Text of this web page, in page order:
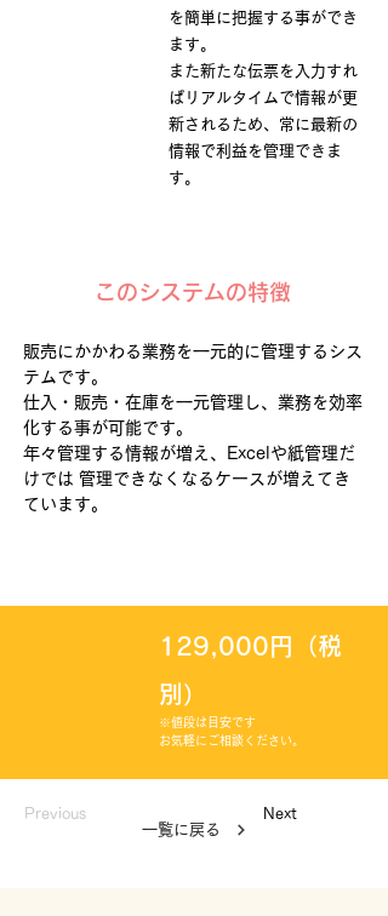
を簡単に把握する事ができ
ます。
また新たな伝票を入力すれ
ばリアルタイムで情報が更
新されるため、常に最新の
情報で利益を管理できま
す。
このシステムの特徴
販売にかかわる業務を一元的に管理するシス
テムです。
仕入・販売・在庫を一元管理し、業務を効率
化する事が可能です。
年々管理する情報が増え、Excelや紙管理だ
けでは 管理できなくなるケースが増えてき
ています。
129,000円（税
別）
※値段は目安です
お気軽にご相談ください。
Previous Next
一覧に戻る